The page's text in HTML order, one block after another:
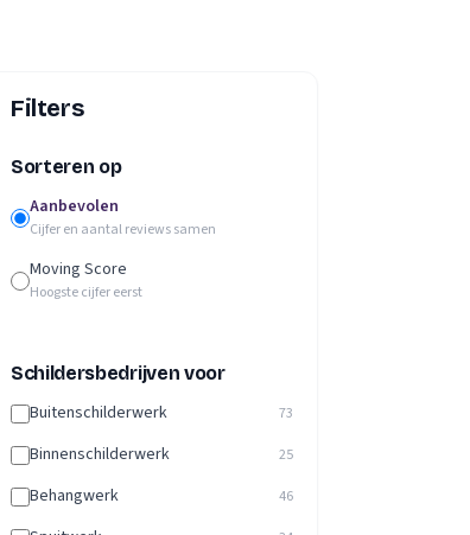
Filters
Sorteren op
Aanbevolen
Cijfer en aantal reviews samen
Moving Score
Hoogste cijfer eerst
Schildersbedrijven voor
Buitenschilderwerk 73
Binnenschilderwerk 25
Behangwerk 46